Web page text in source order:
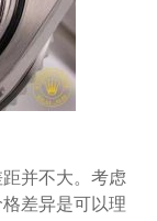
并不大。考虑
差异是可以理